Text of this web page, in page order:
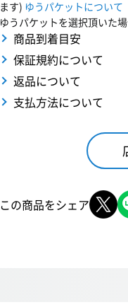
ます) ゆうパケットについて
ゆうパケットを選択頂いた
商品到着目安
保証規約について
返品について
支払方法について
この商品をシェア